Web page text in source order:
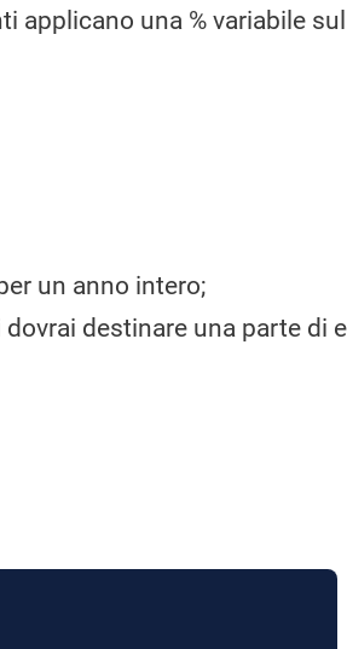
una % variabile sul
un anno intero;
destinare una parte di